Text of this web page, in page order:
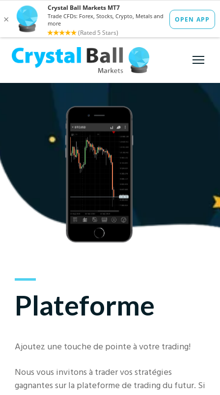
Plateforme
Ajoutez une touche de pointe à votre trading!
Nous vous invitons à trader vos stratégies
gagnantes sur la plateforme de trading du futur. Si